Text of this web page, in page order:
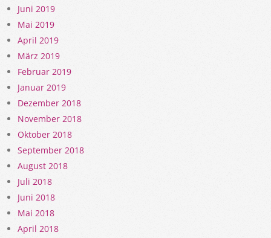
Juni 2019
Mai 2019
April 2019
März 2019
Februar 2019
Januar 2019
Dezember 2018
November 2018
Oktober 2018
September 2018
August 2018
Juli 2018
Juni 2018
Mai 2018
April 2018